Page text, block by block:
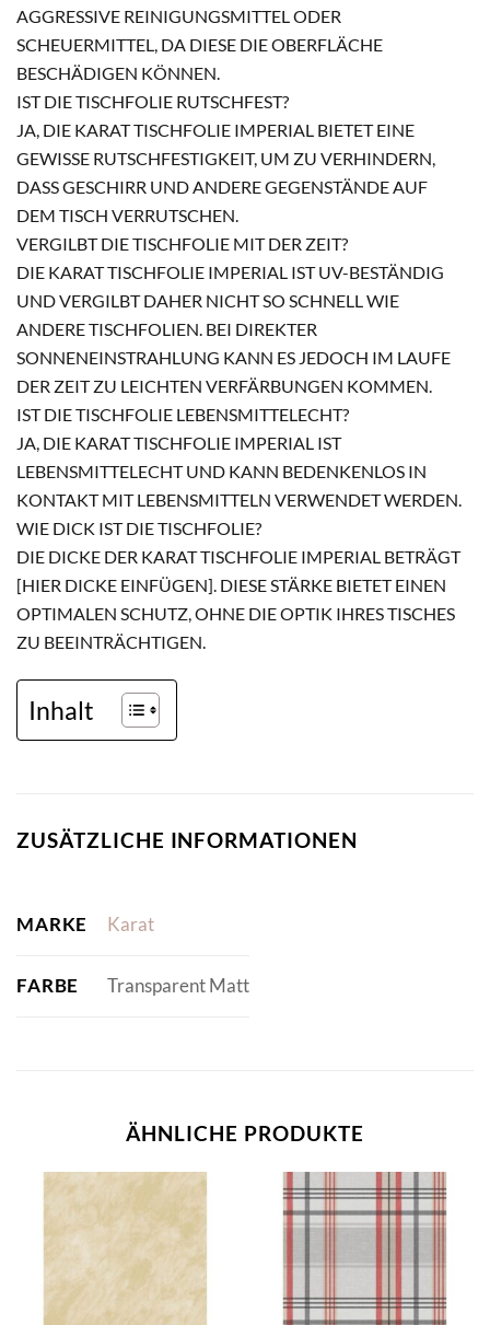
AGGRESSIVE REINIGUNGSMITTEL ODER
SCHEUERMITTEL, DA DIESE DIE OBERFLÄCHE
BESCHÄDIGEN KÖNNEN.
IST DIE TISCHFOLIE RUTSCHFEST?
JA, DIE KARAT TISCHFOLIE IMPERIAL BIETET EINE
GEWISSE RUTSCHFESTIGKEIT, UM ZU VERHINDERN,
DASS GESCHIRR UND ANDERE GEGENSTÄNDE AUF
DEM TISCH VERRUTSCHEN.
VERGILBT DIE TISCHFOLIE MIT DER ZEIT?
DIE KARAT TISCHFOLIE IMPERIAL IST UV-BESTÄNDIG
UND VERGILBT DAHER NICHT SO SCHNELL WIE
ANDERE TISCHFOLIEN. BEI DIREKTER
SONNENEINSTRAHLUNG KANN ES JEDOCH IM LAUFE
DER ZEIT ZU LEICHTEN VERFÄRBUNGEN KOMMEN.
IST DIE TISCHFOLIE LEBENSMITTELECHT?
JA, DIE KARAT TISCHFOLIE IMPERIAL IST
LEBENSMITTELECHT UND KANN BEDENKENLOS IN
KONTAKT MIT LEBENSMITTELN VERWENDET WERDEN.
WIE DICK IST DIE TISCHFOLIE?
DIE DICKE DER KARAT TISCHFOLIE IMPERIAL BETRÄGT
[HIER DICKE EINFÜGEN]. DIESE STÄRKE BIETET EINEN
OPTIMALEN SCHUTZ, OHNE DIE OPTIK IHRES TISCHES
ZU BEEINTRÄCHTIGEN.
Inhalt
ZUSÄTZLICHE INFORMATIONEN
MARKE Karat
FARBE Transparent Matt
ÄHNLICHE PRODUKTE